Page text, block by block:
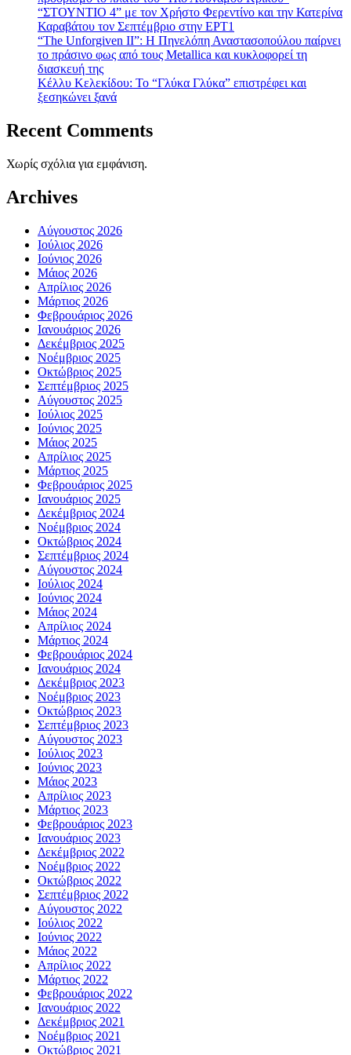
“ΣΤΟΥΝΤΙΟ 4” με τον Χρήστο Φερεντίνο και την Κατερίνα
Καραβάτου τον Σεπτέμβριο στην ΕΡΤ1
“The Unforgiven II”: Η Πηνελόπη Αναστασοπούλου παίρνει
το πράσινο φως από τους Metallica και κυκλοφορεί τη
διασκευή της
Κέλλυ Κελεκίδου: Το “Γλύκα Γλύκα” επιστρέφει και
ξεσηκώνει ξανά
Recent Comments
Χωρίς σχόλια για εμφάνιση.
Archives
Αύγουστος 2026
Ιούλιος 2026
Ιούνιος 2026
Μάιος 2026
Απρίλιος 2026
Μάρτιος 2026
Φεβρουάριος 2026
Ιανουάριος 2026
Δεκέμβριος 2025
Νοέμβριος 2025
Οκτώβριος 2025
Σεπτέμβριος 2025
Αύγουστος 2025
Ιούλιος 2025
Ιούνιος 2025
Μάιος 2025
Απρίλιος 2025
Μάρτιος 2025
Φεβρουάριος 2025
Ιανουάριος 2025
Δεκέμβριος 2024
Νοέμβριος 2024
Οκτώβριος 2024
Σεπτέμβριος 2024
Αύγουστος 2024
Ιούλιος 2024
Ιούνιος 2024
Μάιος 2024
Απρίλιος 2024
Μάρτιος 2024
Φεβρουάριος 2024
Ιανουάριος 2024
Δεκέμβριος 2023
Νοέμβριος 2023
Οκτώβριος 2023
Σεπτέμβριος 2023
Αύγουστος 2023
Ιούλιος 2023
Ιούνιος 2023
Μάιος 2023
Απρίλιος 2023
Μάρτιος 2023
Φεβρουάριος 2023
Ιανουάριος 2023
Δεκέμβριος 2022
Νοέμβριος 2022
Οκτώβριος 2022
Σεπτέμβριος 2022
Αύγουστος 2022
Ιούλιος 2022
Ιούνιος 2022
Μάιος 2022
Απρίλιος 2022
Μάρτιος 2022
Φεβρουάριος 2022
Ιανουάριος 2022
Δεκέμβριος 2021
Νοέμβριος 2021
Οκτώβριος 2021